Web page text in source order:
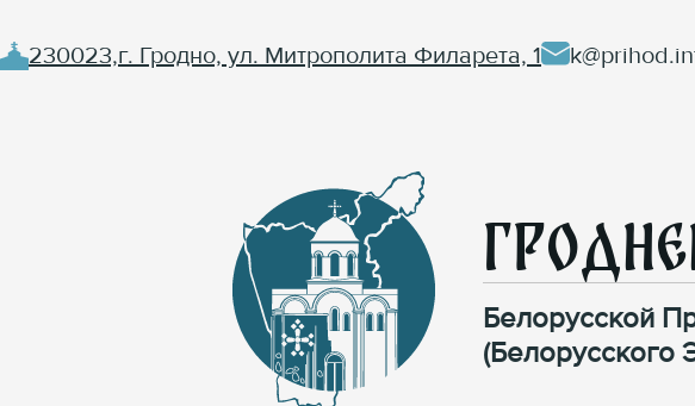
230023,г. Гродно, ул. Митрополита Филарета, 1
Белорусской
(Белорусского